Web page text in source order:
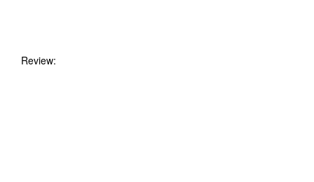
Review: